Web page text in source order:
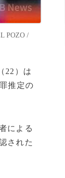
POZO /
22）は
推定の
による
された